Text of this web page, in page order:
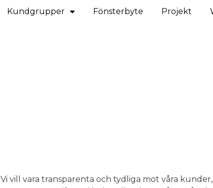
Kundgrupper Fönsterbyte Projekt
vill vara transparenta och tydliga mot våra